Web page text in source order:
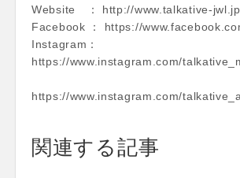
Website ： http://www.talkative-
Facebook ： https://
Instagram：
https://www.instagram.com/
https://www.instagram.com/
関連する記事